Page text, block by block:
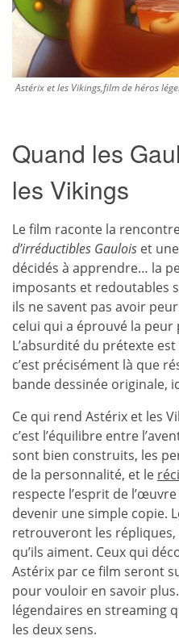
Astérix et les Vikings,film de héros
Quand les
les Vikings
Le film raconte la
d’irréductibles Gaulois et
décidés à apprendre… la
imposants et redoutables
ils ne savent pas avoir
celui qui a éprouvé la
L’absurdité du prétexte
c’est précisément là que
bande dessinée originale,
Ce qui rend Astérix et les
c’est l’équilibre entre
sont bien construits, les
de la personnalité, et le
respecte l’esprit de
devenir une simple copie.
retrouveront les
qu’ils aiment. Ceux qui
Astérix par ce film seront
pour vouloir en savoir
légendaires en streaming
les deux sens.